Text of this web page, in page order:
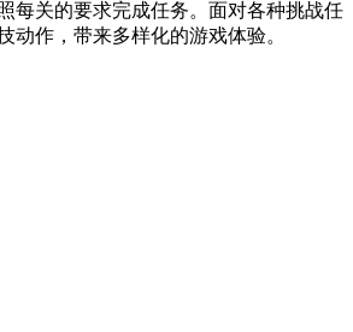
每关的要求完成任务。面对各种挑战任
作，带来多样化的游戏体验。